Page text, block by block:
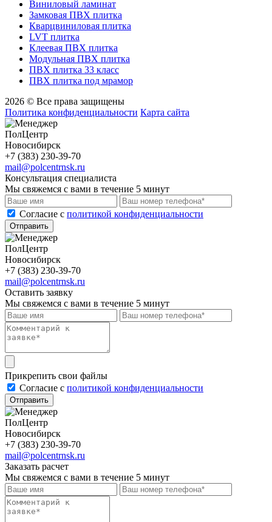
Виниловый ламинат
Замковая ПВХ плитка
Кварцвиниловая плитка
LVT плитка
Клеевая ПВХ плитка
Модульная ПВХ плитка
ПВХ плитка 33 класс
ПВХ плитка под мрамор
2026 © Все права защищены
Политика конфиденциальности Карта сайта
ПолЦентр
Новосибирск
+7 (383) 230-39-70
mail@polcentrnsk.ru
Консультация специалиста
Мы свяжемся с вами в течение 5 минут
Cогласие с политикой конфиденциальности
Отправить
ПолЦентр
Новосибирск
+7 (383) 230-39-70
mail@polcentrnsk.ru
Оставить заявку
Мы свяжемся с вами в течение 5 минут
Прикрепить свои файлы
Cогласие с политикой конфиденциальности
Отправить
ПолЦентр
Новосибирск
+7 (383) 230-39-70
mail@polcentrnsk.ru
Заказать расчет
Мы свяжемся с вами в течение 5 минут